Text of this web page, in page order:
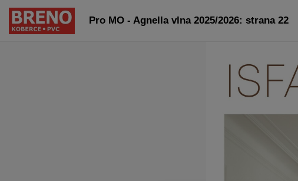
Pro MO - Agnella vlna 2025/2026: strana 22